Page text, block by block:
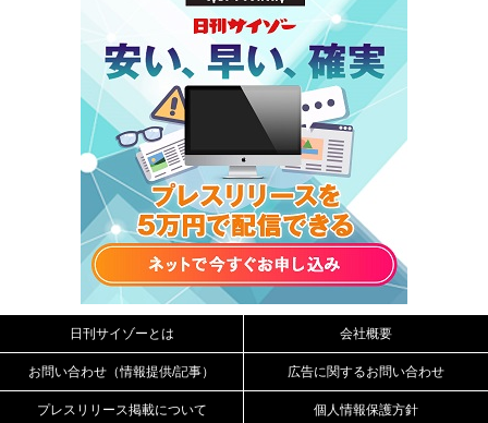
日刊サイゾーとは 会社概要
お問い合わせ（情報提供/記事） 広告に関するお問い合わせ
プレスリリース掲載について 個人情報保護方針